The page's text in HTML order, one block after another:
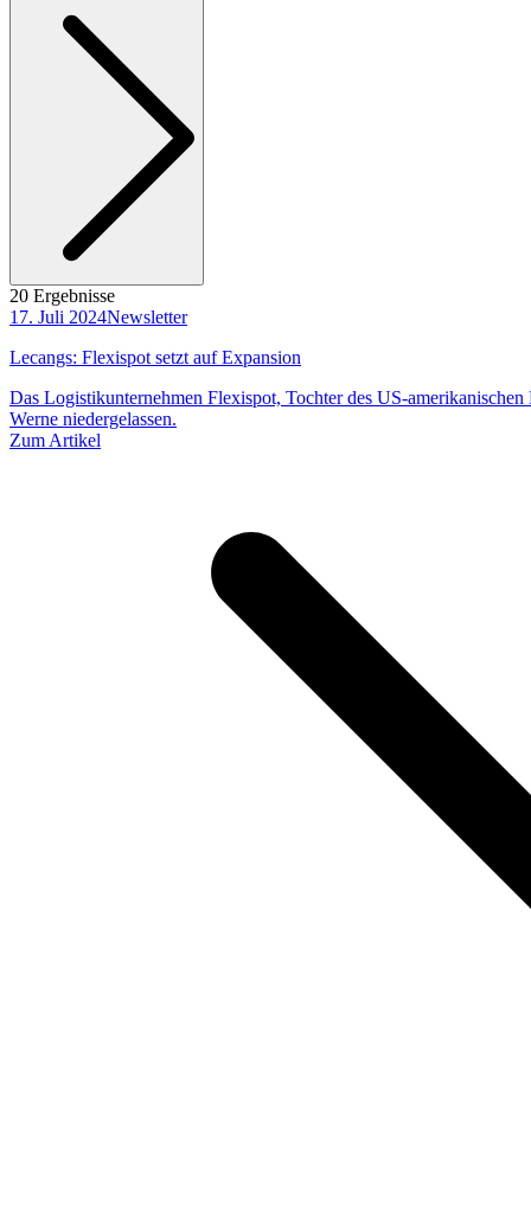
20 Ergebnisse
17. Juli 2024Newsletter
Lecangs: Flexispot setzt auf Expansion
Das Logistikunternehmen Flexispot, Tochter des US-
Werne niedergelassen.
Zum Artikel